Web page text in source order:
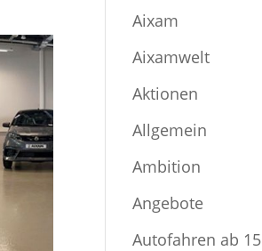
Aixam
Aixamwelt
Aktionen
Allgemein
Ambition
Angebote
Autofahren ab 15